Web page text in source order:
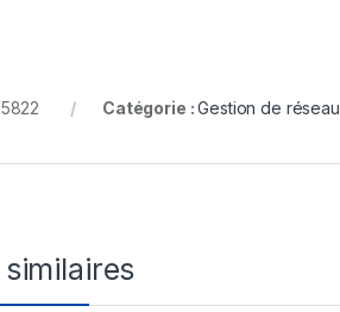
Catégorie :Gestion de réseau